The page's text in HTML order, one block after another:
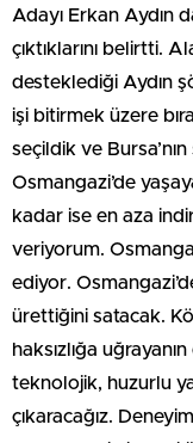
Adayı Erkan Aydın
çıktıklarını belirtti.
desteklediği Aydın
işi bitirmek üzere
seçildik ve Bursa’nın
Osmangazi’de
kadar ise en aza
veriyorum.
ediyor.
ürettiğini satacak.
haksızlığa
teknolojik, huzurlu
çıkaracağız.